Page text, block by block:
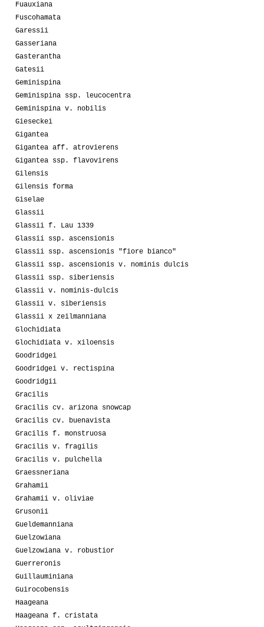
Fuauxiana
Fuscohamata
Garessii
Gasseriana
Gasterantha
Gatesii
Geminispina
Geminispina ssp. leucocentra
Geminispina v. nobilis
Gieseckei
Gigantea
Gigantea aff. atrovierens
Gigantea ssp. flavovirens
Gilensis
Gilensis forma
Giselae
Glassii
Glassii f. Lau 1339
Glassii ssp. ascensionis
Glassii ssp. ascensionis "fiore bianco"
Glassii ssp. ascensionis v. nominis dulcis
Glassii ssp. siberiensis
Glassii v. nominis-dulcis
Glassii v. siberiensis
Glassii x zeilmanniana
Glochidiata
Glochidiata v. xiloensis
Goodridgei
Goodridgei v. rectispina
Goodridgii
Gracilis
Gracilis cv. arizona snowcap
Gracilis cv. buenavista
Gracilis f. monstruosa
Gracilis v. fragilis
Gracilis v. pulchella
Graessneriana
Grahamii
Grahamii v. oliviae
Grusonii
Gueldemanniana
Guelzowiana
Guelzowiana v. robustior
Guerreronis
Guillauminiana
Guirocobensis
Haageana
Haageana f. cristata